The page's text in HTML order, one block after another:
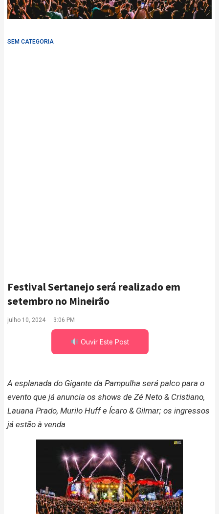
SEM CATEGORIA
Festival Sertanejo será realizado em
setembro no Mineirão
julho 10, 2024 3:06 PM
Ouvir Este Post
A esplanada do Gigante da Pampulha será palco para o
evento que já anuncia os shows de Zé Neto & Cristiano,
Lauana Prado, Murilo Huff e Ícaro & Gilmar; os ingressos
já estão à venda